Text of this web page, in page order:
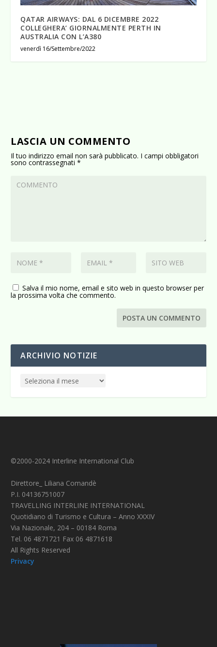
QATAR AIRWAYS: DAL 6 DICEMBRE 2022
COLLEGHERA’ GIORNALMENTE PERTH IN
AUSTRALIA CON L’A380
venerdì 16/Settembre/2022
LASCIA UN COMMENTO
Il tuo indirizzo email non sarà pubblicato. I campi obbligatori
sono contrassegnati*
Salva il mio nome, email e sito web in questo browser per
la prossima volta che commento.
ARCHIVIO NOTIZIE
©2000-2024 Interline International Club
Direttore_ Liliana Comandè
P.I. 04136751007
TRAVELLING INTERLINE INTERNATIONAL
Quotidiano di Turismo e Cultura – Anno XXXIV
Via Nazionale, 204 – 00184 Roma
Tel. 06 4871721 Fax 06 4871618
All Rights Reserved
Privacy